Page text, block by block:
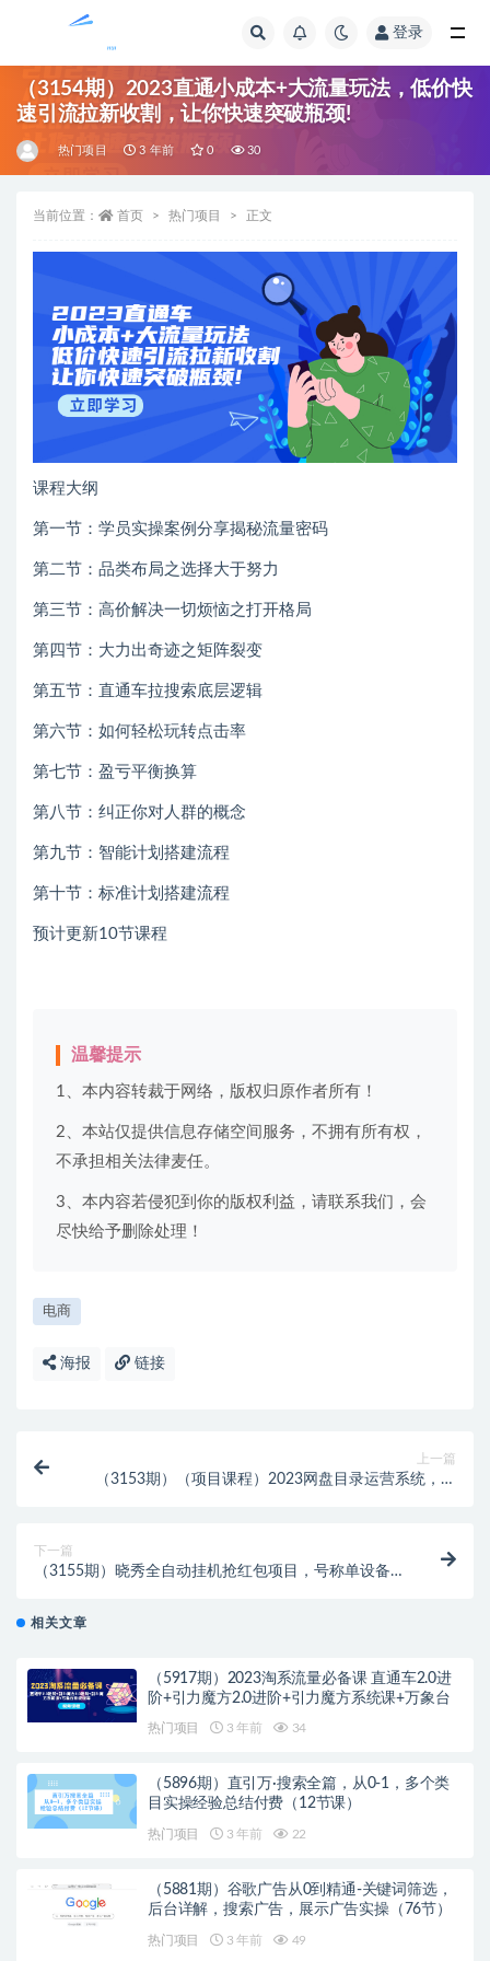
登录
（3154期）2023直通小成本+大流量玩法，低价快
速引流拉新收割，让你快速突破瓶颈!
热门项目 3 年前 0 30
当前位置： 首页 热门项目 正文
课程大纲
第一节：学员实操案例分享揭秘流量密码
第二节：品类布局之选择大于努力
第三节：高价解决一切烦恼之打开格局
第四节：大力出奇迹之矩阵裂变
第五节：直通车拉搜索底层逻辑
第六节：如何轻松玩转点击率
第七节：盈亏平衡换算
第八节：纠正你对人群的概念
第九节：智能计划搭建流程
第十节：标准计划搭建流程
预计更新10节课程
温馨提示
1、本内容转裁于网络，版权归原作者所有！
2、本站仅提供信息存储空间服务，不拥有所有权，
不承担相关法律麦任。
3、本内容若侵犯到你的版权利益，请联系我们，会
尽快给予删除处理！
电商
海报 链接
上一篇
（3153期）（项目课程）2023网盘目录运营系统，一
下一篇
（3155期）晓秀全自动挂机抢红包项目，号称单设备一
相关文章
（5917期）2023淘系流量必备课 直通车2.0进
阶+引力魔方2.0进阶+引力魔方系统课+万象台
热门项目 3 年前 34
（5896期）直引万·搜索全篇，从0-1，多个类
目实操经验总结付费（12节课）
热门项目 3 年前 22
（5881期）谷歌广告从0到精通-关键词筛选，
后台详解，搜索广告，展示广告实操（76节）
热门项目 3 年前 49